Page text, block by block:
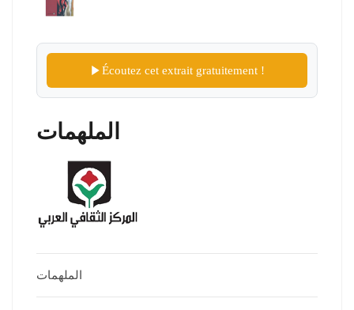
Écoutez cet extrait gratuitement !
الملهمات
الملهمات